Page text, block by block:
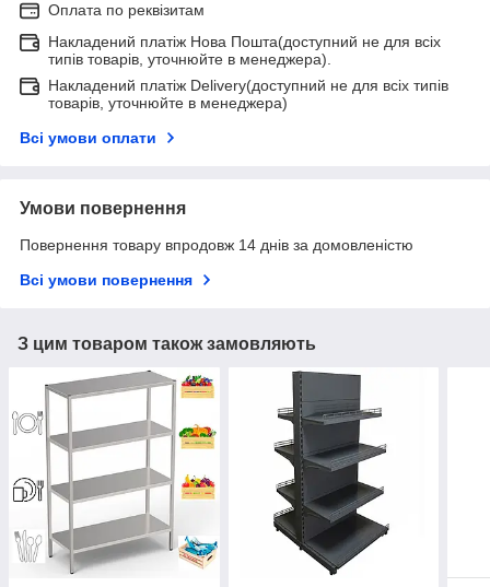
Оплата по реквізитам
Накладений платіж Нова Пошта(доступний не для всіх
типів товарів, уточнюйте в менеджера).
Накладений платіж Delivery(доступний не для всіх типів
товарів, уточнюйте в менеджера)
Всі умови оплати
Умови повернення
Повернення товару впродовж 14 днів за домовленістю
Всі умови повернення
З цим товаром також замовляють